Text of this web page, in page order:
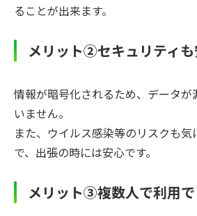
ることが出来ます。
メリット②セキュリティ
情報が暗号化されるため、データが
いません。
また、ウイルス感染等のリスクも
で、出張の時には安心です。
メリット③複数人で利用